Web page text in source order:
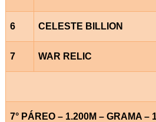
6 CELESTE BILLION
7 WAR RELIC
7° PÁREO – 1.200M – GRAMA –